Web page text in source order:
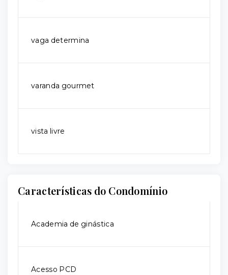
vaga determina
varanda gourmet
vista livre
Características do Condomínio
Academia de ginástica
Acesso PCD